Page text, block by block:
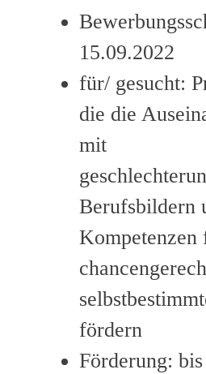
15.09.2022
für/ gesucht:
die die
mit
Berufsbildern
Kompetenzen
fördern
Förderung: